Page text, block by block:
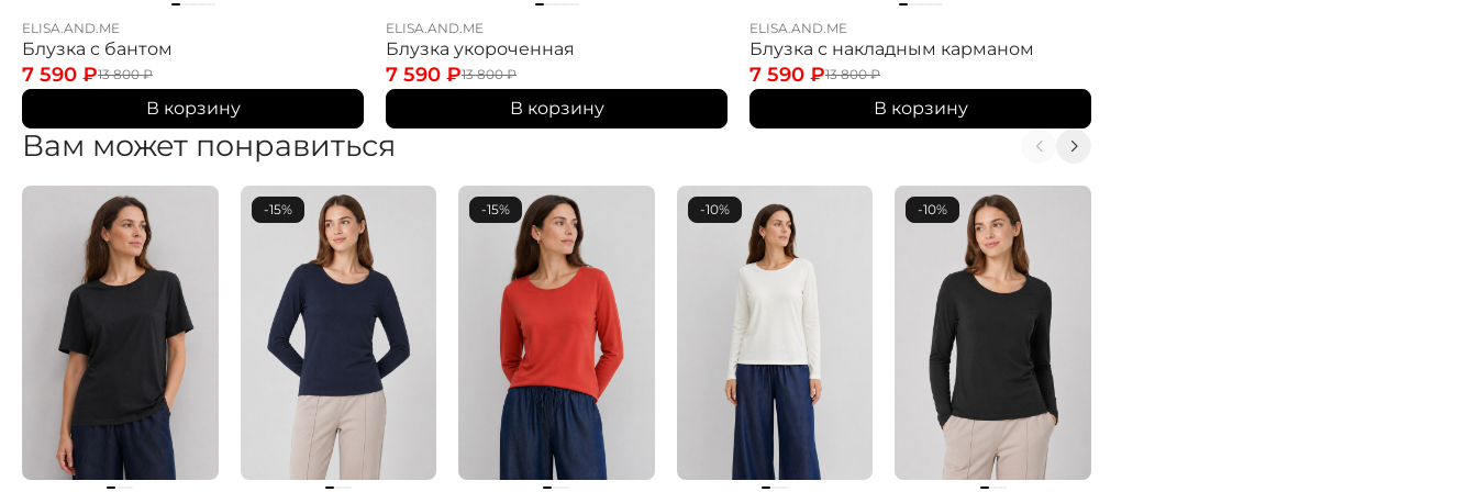
ELISA.AND.ME
Блузка с бантом
13 800₽
7 590 ₽
В корзину
ELISA.AND.ME
Блузка укороченная
13 800₽
7 590 ₽
В корзину
ELISA.AND.ME
Блузка с накладным карманом
13 800₽
7 590 ₽
В корзину
Вам может понравиться
-15% -15% -10% -10%